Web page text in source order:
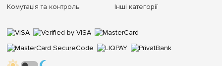
Комутація та контроль
Інші категорії